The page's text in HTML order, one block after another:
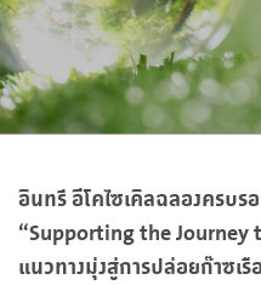
อินทรี อีโคไซเคิลฉลองครบร
“Supporting the
แนวทางมุ่งสู่การปล่อยก๊าซเ